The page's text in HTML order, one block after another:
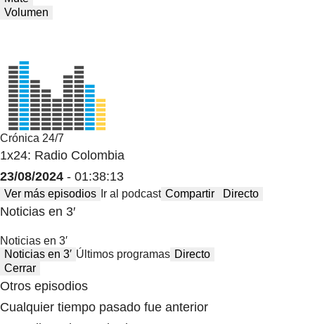
Volumen
Crónica 24/7
1x24: Radio Colombia
23/08/2024 - 01:38:13
Ver más episodios Ir al podcast Compartir Directo
Noticias en 3′
Noticias en 3′
Noticias en 3′ Últimos programas Directo
Cerrar
Otros episodios
Cualquier tiempo pasado fue anterior